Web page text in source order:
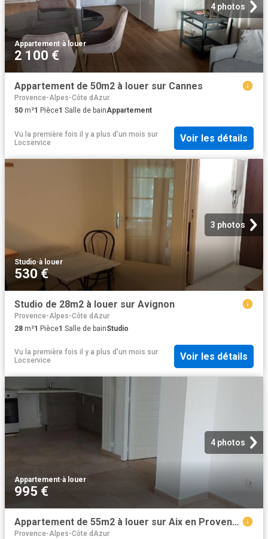
4 photos
Appartement·à louer
2 100 €
Appartement de 50m2 à louer sur Cannes
Provence-Alpes-Côte dAzur
50 m²1 Pièce1 Salle de bainAppartement
Vu la première fois il y a plus d'un mois sur
Locservice
Voir les détails
3 photos
Studio·à louer
530 €
Studio de 28m2 à louer sur Avignon
Provence-Alpes-Côte dAzur
28 m²1 Pièce1 Salle de bainStudio
Vu la première fois il y a plus d'un mois sur
Locservice
Voir les détails
4 photos
Appartement·à louer
995 €
Appartement de 55m2 à louer sur Aix en Provence
Provence-Alpes-Côte dAzur